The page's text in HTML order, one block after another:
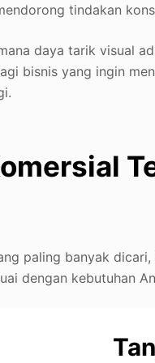
tindakan
daya tarik visual
bisnis yang ingin
paling banyak
dengan kebutuhan